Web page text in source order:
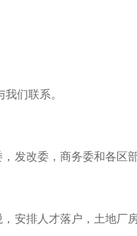
们联系。
发改委，商务委和各区
安排人才落户，土地厂